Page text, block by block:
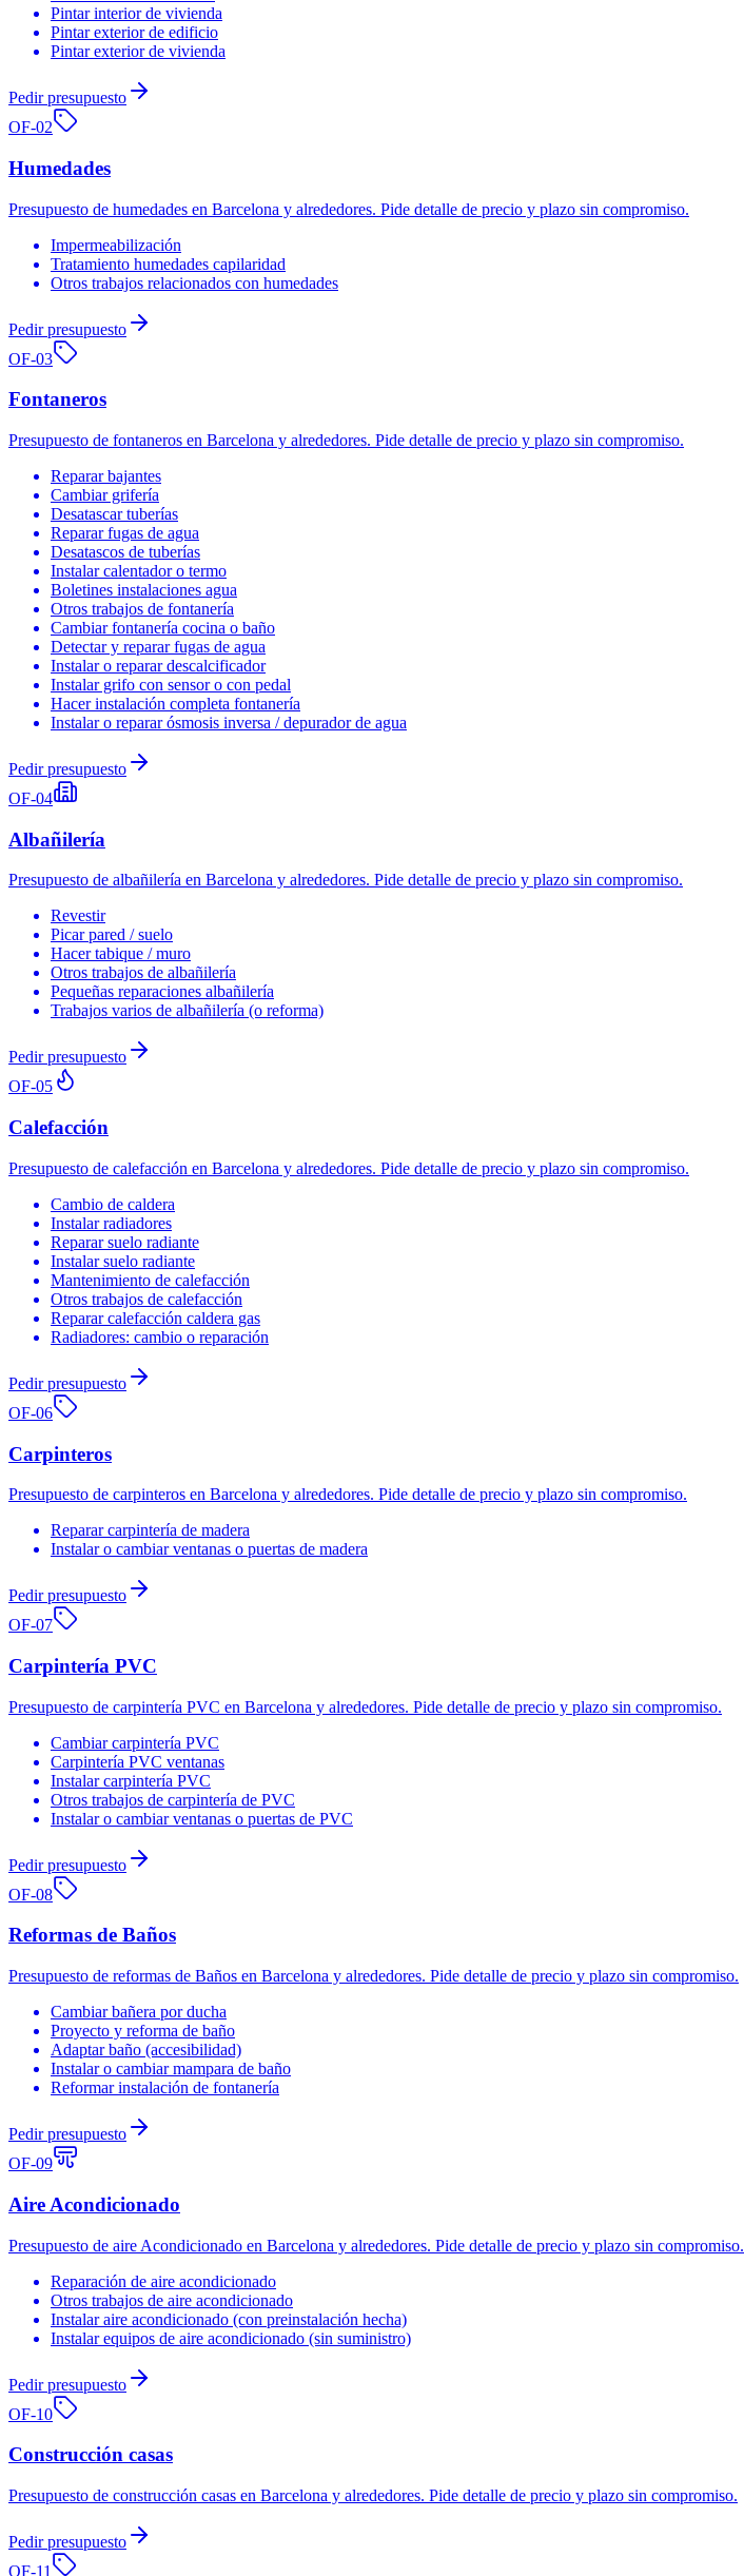
Pintar interior de vivienda
Pintar exterior de edificio
Pintar exterior de vivienda
Pedir presupuesto
OF-02
Humedades
Presupuesto de humedades en Barcelona y alrededores. Pide detalle de precio y plazo sin compromiso.
Impermeabilización
Tratamiento humedades capilaridad
Otros trabajos relacionados con humedades
Pedir presupuesto
OF-03
Fontaneros
Presupuesto de fontaneros en Barcelona y alrededores. Pide detalle de precio y plazo sin compromiso.
Reparar bajantes
Cambiar grifería
Desatascar tuberías
Reparar fugas de agua
Desatascos de tuberías
Instalar calentador o termo
Boletines instalaciones agua
Otros trabajos de fontanería
Cambiar fontanería cocina o baño
Detectar y reparar fugas de agua
Instalar o reparar descalcificador
Instalar grifo con sensor o con pedal
Hacer instalación completa fontanería
Instalar o reparar ósmosis inversa / depurador de agua
Pedir presupuesto
OF-04
Albañilería
Presupuesto de albañilería en Barcelona y alrededores. Pide detalle de precio y plazo sin compromiso.
Revestir
Picar pared / suelo
Hacer tabique / muro
Otros trabajos de albañilería
Pequeñas reparaciones albañilería
Trabajos varios de albañilería (o reforma)
Pedir presupuesto
OF-05
Calefacción
Presupuesto de calefacción en Barcelona y alrededores. Pide detalle de precio y plazo sin compromiso.
Cambio de caldera
Instalar radiadores
Reparar suelo radiante
Instalar suelo radiante
Mantenimiento de calefacción
Otros trabajos de calefacción
Reparar calefacción caldera gas
Radiadores: cambio o reparación
Pedir presupuesto
OF-06
Carpinteros
Presupuesto de carpinteros en Barcelona y alrededores. Pide detalle de precio y plazo sin compromiso.
Reparar carpintería de madera
Instalar o cambiar ventanas o puertas de madera
Pedir presupuesto
OF-07
Carpintería PVC
Presupuesto de carpintería PVC en Barcelona y alrededores. Pide detalle de precio y plazo sin compromiso.
Cambiar carpintería PVC
Carpintería PVC ventanas
Instalar carpintería PVC
Otros trabajos de carpintería de PVC
Instalar o cambiar ventanas o puertas de PVC
Pedir presupuesto
OF-08
Reformas de Baños
Presupuesto de reformas de Baños en Barcelona y alrededores. Pide detalle de precio y plazo sin compromiso.
Cambiar bañera por ducha
Proyecto y reforma de baño
Adaptar baño (accesibilidad)
Instalar o cambiar mampara de baño
Reformar instalación de fontanería
Pedir presupuesto
OF-09
Aire Acondicionado
Presupuesto de aire Acondicionado en Barcelona y alrededores. Pide detalle de precio y plazo sin compromiso.
Reparación de aire acondicionado
Otros trabajos de aire acondicionado
Instalar aire acondicionado (con preinstalación hecha)
Instalar equipos de aire acondicionado (sin suministro)
Pedir presupuesto
OF-10
Construcción casas
Presupuesto de construcción casas en Barcelona y alrededores. Pide detalle de precio y plazo sin compromiso.
Pedir presupuesto
OF-11